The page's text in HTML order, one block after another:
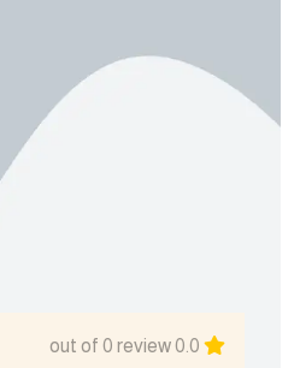
0.0
out of 0 review